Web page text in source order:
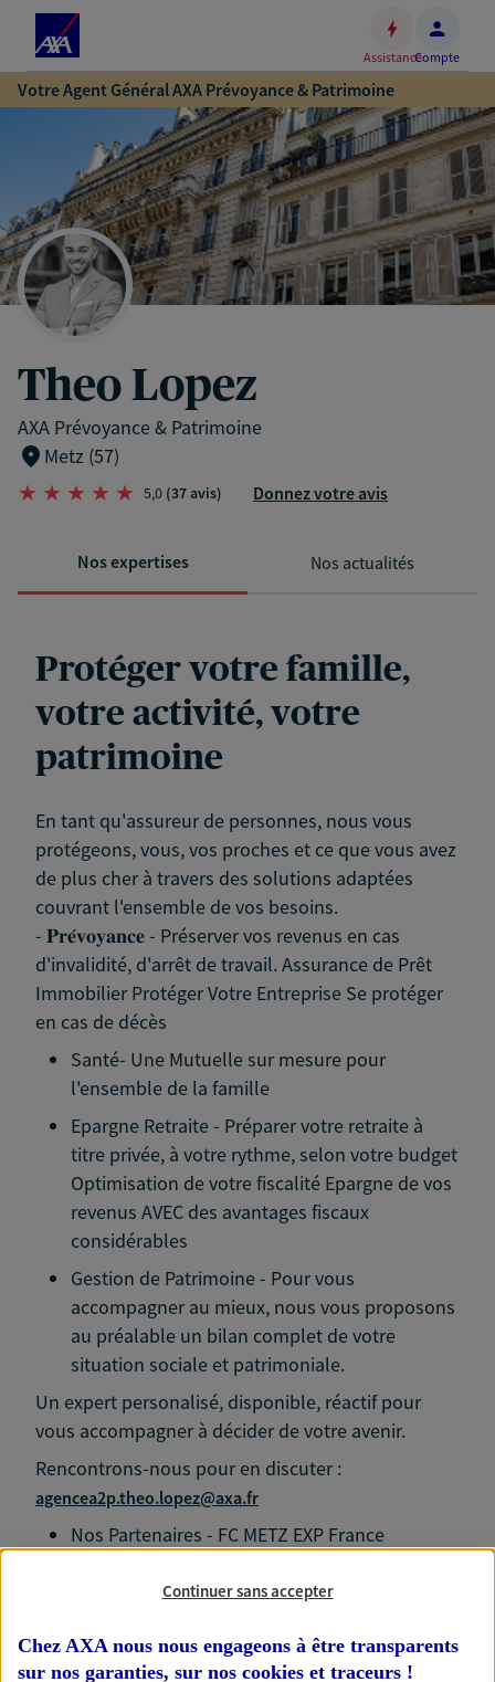
Accéder
au
contenu
principal
Accéder
au
pied
de
page
AssistanceCompte
Votre Agent Général AXA Prévoyance & Patrimoine
Theo Lopez
AXA Prévoyance & Patrimoine
Metz (57)
5,0 (37 avis) Donnez votre avis
Nos expertises Nos actualités
Protéger votre famille,
votre activité, votre
patrimoine
En tant qu'assureur de personnes, nous vous
protégeons, vous, vos proches et ce que vous avez
de plus cher à travers des solutions adaptées
couvrant l'ensemble de vos besoins.
- 𝐏𝐫𝐞́𝐯𝐨𝐲𝐚𝐧𝐜𝐞 - Préserver vos revenus en cas
d'invalidité, d'arrêt de travail. Assurance de Prêt
Immobilier Protéger Votre Entreprise Se protéger
en cas de décès
Santé- Une Mutuelle sur mesure pour
l'ensemble de la famille
Epargne Retraite - Préparer votre retraite à
titre privée, à votre rythme, selon votre budget
Optimisation de votre fiscalité Epargne de vos
revenus AVEC des avantages fiscaux
considérables
Gestion de Patrimoine - Pour vous
accompagner au mieux, nous vous proposons
au préalable un bilan complet de votre
situation sociale et patrimoniale.
Un expert personalisé, disponible, réactif pour
vous accompagner à décider de votre avenir.
Rencontrons-nous pour en discuter :
agencea2p.theo.lopez@axa.fr
Nos Partenaires - FC METZ EXP France
Continuer sans accepter
Chez AXA nous nous engageons à être transparents
sur nos garanties, sur nos cookies et traceurs !